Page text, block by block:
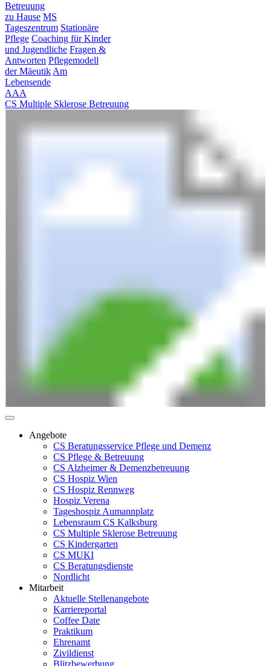
Betreuung
zu Hause MS
Tageszentrum Stationäre
Pflege Coaching für Kinder
und Jugendliche Fragen &
Antworten Pflegemodell
der Mäeutik Am
Lebensende
AAA
CS Multiple Sklerose Betreuung
Angebote
CS Beratungsservice Pflege und Demenz
CS Pflege & Betreuung
CS Alzheimer & Demenzbetreuung
CS Hospiz Wien
CS Hospiz Rennweg
Hospiz Verena
Tageshospiz Aumannplatz
Lebensraum CS Kalksburg
CS Multiple Sklerose Betreuung
CS Kindergarten
CS MUKI
CS Beratungsdienste
Nordlicht
Mitarbeit
Aktuelle Stellenangebote
Karriereportal
Coffee Date
Praktikum
Ehrenamt
Zivildienst
Blitzbewerbung